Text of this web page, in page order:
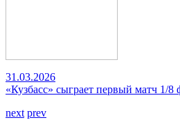
31.03.2026
«Кузбасс» сыграет первый матч 1/
next prev